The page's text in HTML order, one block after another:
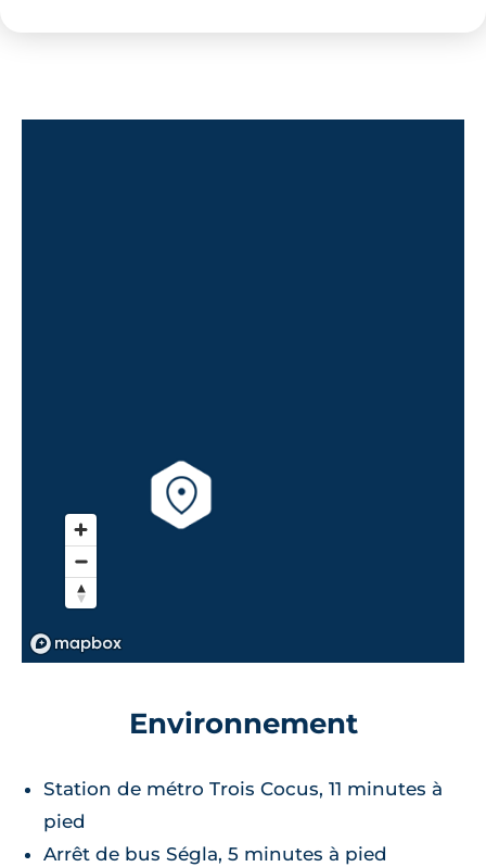
Environnement
Station de métro Trois Cocus, 11 minutes à
pied
Arrêt de bus Ségla, 5 minutes à pied